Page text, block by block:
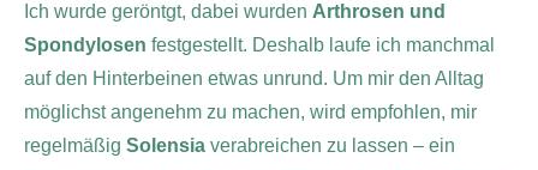
Ich wurde geröntgt, dabei wurden Arthrosen und
Spondylosen festgestellt. Deshalb laufe ich manchmal
auf den Hinterbeinen etwas unrund. Um mir den Alltag
möglichst angenehm zu machen, wird empfohlen, mir
regelmäßig Solensia verabreichen zu lassen – ein